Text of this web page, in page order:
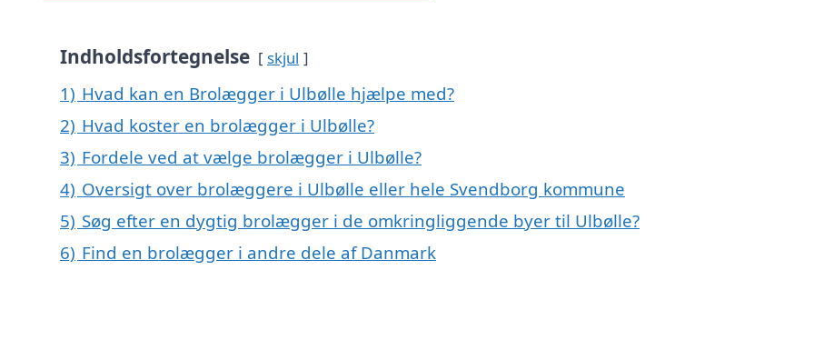
Indholdsfortegnelse skjul
1) Hvad kan en Brolægger i Ulbølle hjælpe med?
2) Hvad koster en brolægger i Ulbølle?
3) Fordele ved at vælge brolægger i Ulbølle?
4) Oversigt over brolæggere i Ulbølle eller hele Svendborg kommune
5) Søg efter en dygtig brolægger i de omkringliggende byer til Ulbølle?
6) Find en brolægger i andre dele af Danmark